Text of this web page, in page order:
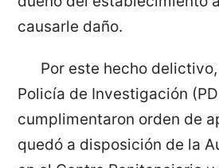
causarle daño.
Por este hecho
Policía de Investigación
cumplimentaron orden de
quedó a disposición de la